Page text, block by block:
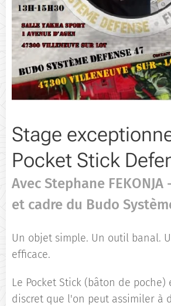
Stage
Pocket Stick
Avec Stephane
et cadre du Budo
Un objet simple. Un outil banal.
efficace.
Le Pocket Stick (bâton de poche)
discret que l'on peut assimiler à